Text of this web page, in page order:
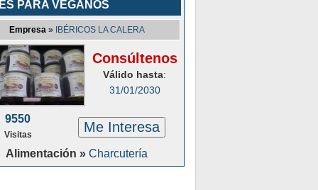
PARA VEGANOS
Empresa » IBÉRICOS LA CALERA
Consúltenos
Válido hasta:
31/01/2030
9550
Visitas Me Interesa
Alimentación » Charcutería